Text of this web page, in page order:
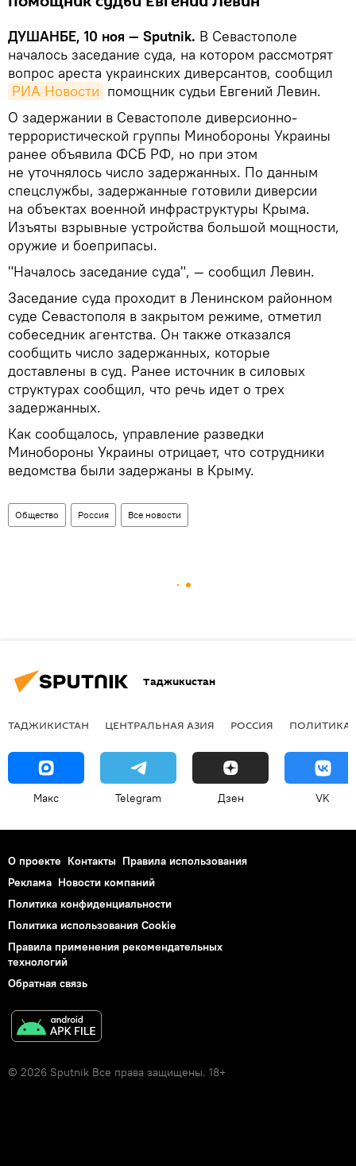
ДУШАНБЕ, 10 ноя — Sputnik. В Севастополе
началось заседание суда, на котором рассмотрят
вопрос ареста украинских диверсантов, сообщил
РИА Новости помощник судьи Евгений Левин.
О задержании в Севастополе диверсионно-
террористической группы Минобороны Украины
ранее объявила ФСБ РФ, но при этом
не уточнялось число задержанных. По данным
спецслужбы, задержанные готовили диверсии
на объектах военной инфраструктуры Крыма.
Изъяты взрывные устройства большой мощности,
оружие и боеприпасы.
"Началось заседание суда", — сообщил Левин.
Заседание суда проходит в Ленинском районном
суде Севастополя в закрытом режиме, отметил
собеседник агентства. Он также отказался
сообщить число задержанных, которые
доставлены в суд. Ранее источник в силовых
структурах сообщил, что речь идет о трех
задержанных.
Как сообщалось, управление разведки
Минобороны Украины отрицает, что сотрудники
ведомства были задержаны в Крыму.
Общество Россия Все новости
Таджикистан
ТАДЖИКИСТАН ЦЕНТРАЛЬНАЯ АЗИЯ РОССИЯ ПОЛИТИКА
Макс Telegram Дзен VK
О проекте Контакты Правила использования
Реклама Новости компаний
Политика конфиденциальности
Политика использования Cookie
Правила применения рекомендательных
технологий
Обратная связь
© 2026 Sputnik Все права защищены. 18+